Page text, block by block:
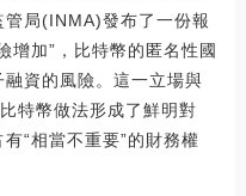
局(INMA)發布了一份報
增加”，比特幣的匿名性國
資的風險。這一立場與
特幣做法形成了鮮明對
“相當不重要”的財務權